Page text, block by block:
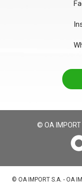
© OA
©️ OA IMPORT S.A. - OA